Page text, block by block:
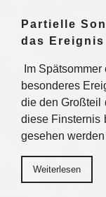
Partielle
das Ereignis
Im
besonderes
die den Großteil
diese Finsternis
gesehen
Weiterlesen